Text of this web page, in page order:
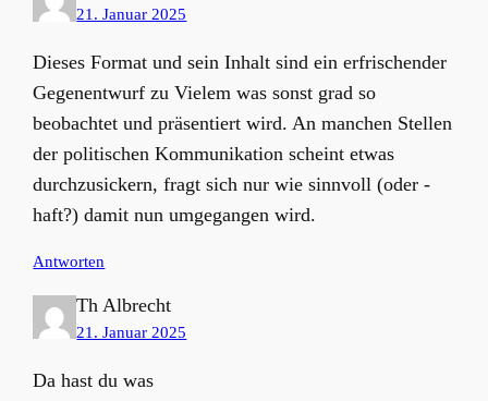
21. Januar 2025
Dieses Format und sein Inhalt sind ein erfrischender
Gegenentwurf zu Vielem was sonst grad so
beobachtet und präsentiert wird. An manchen Stellen
der politischen Kommunikation scheint etwas
durchzusickern, fragt sich nur wie sinnvoll (oder -
haft?) damit nun umgegangen wird.
Antworten
Th Albrecht
21. Januar 2025
Da hast du was